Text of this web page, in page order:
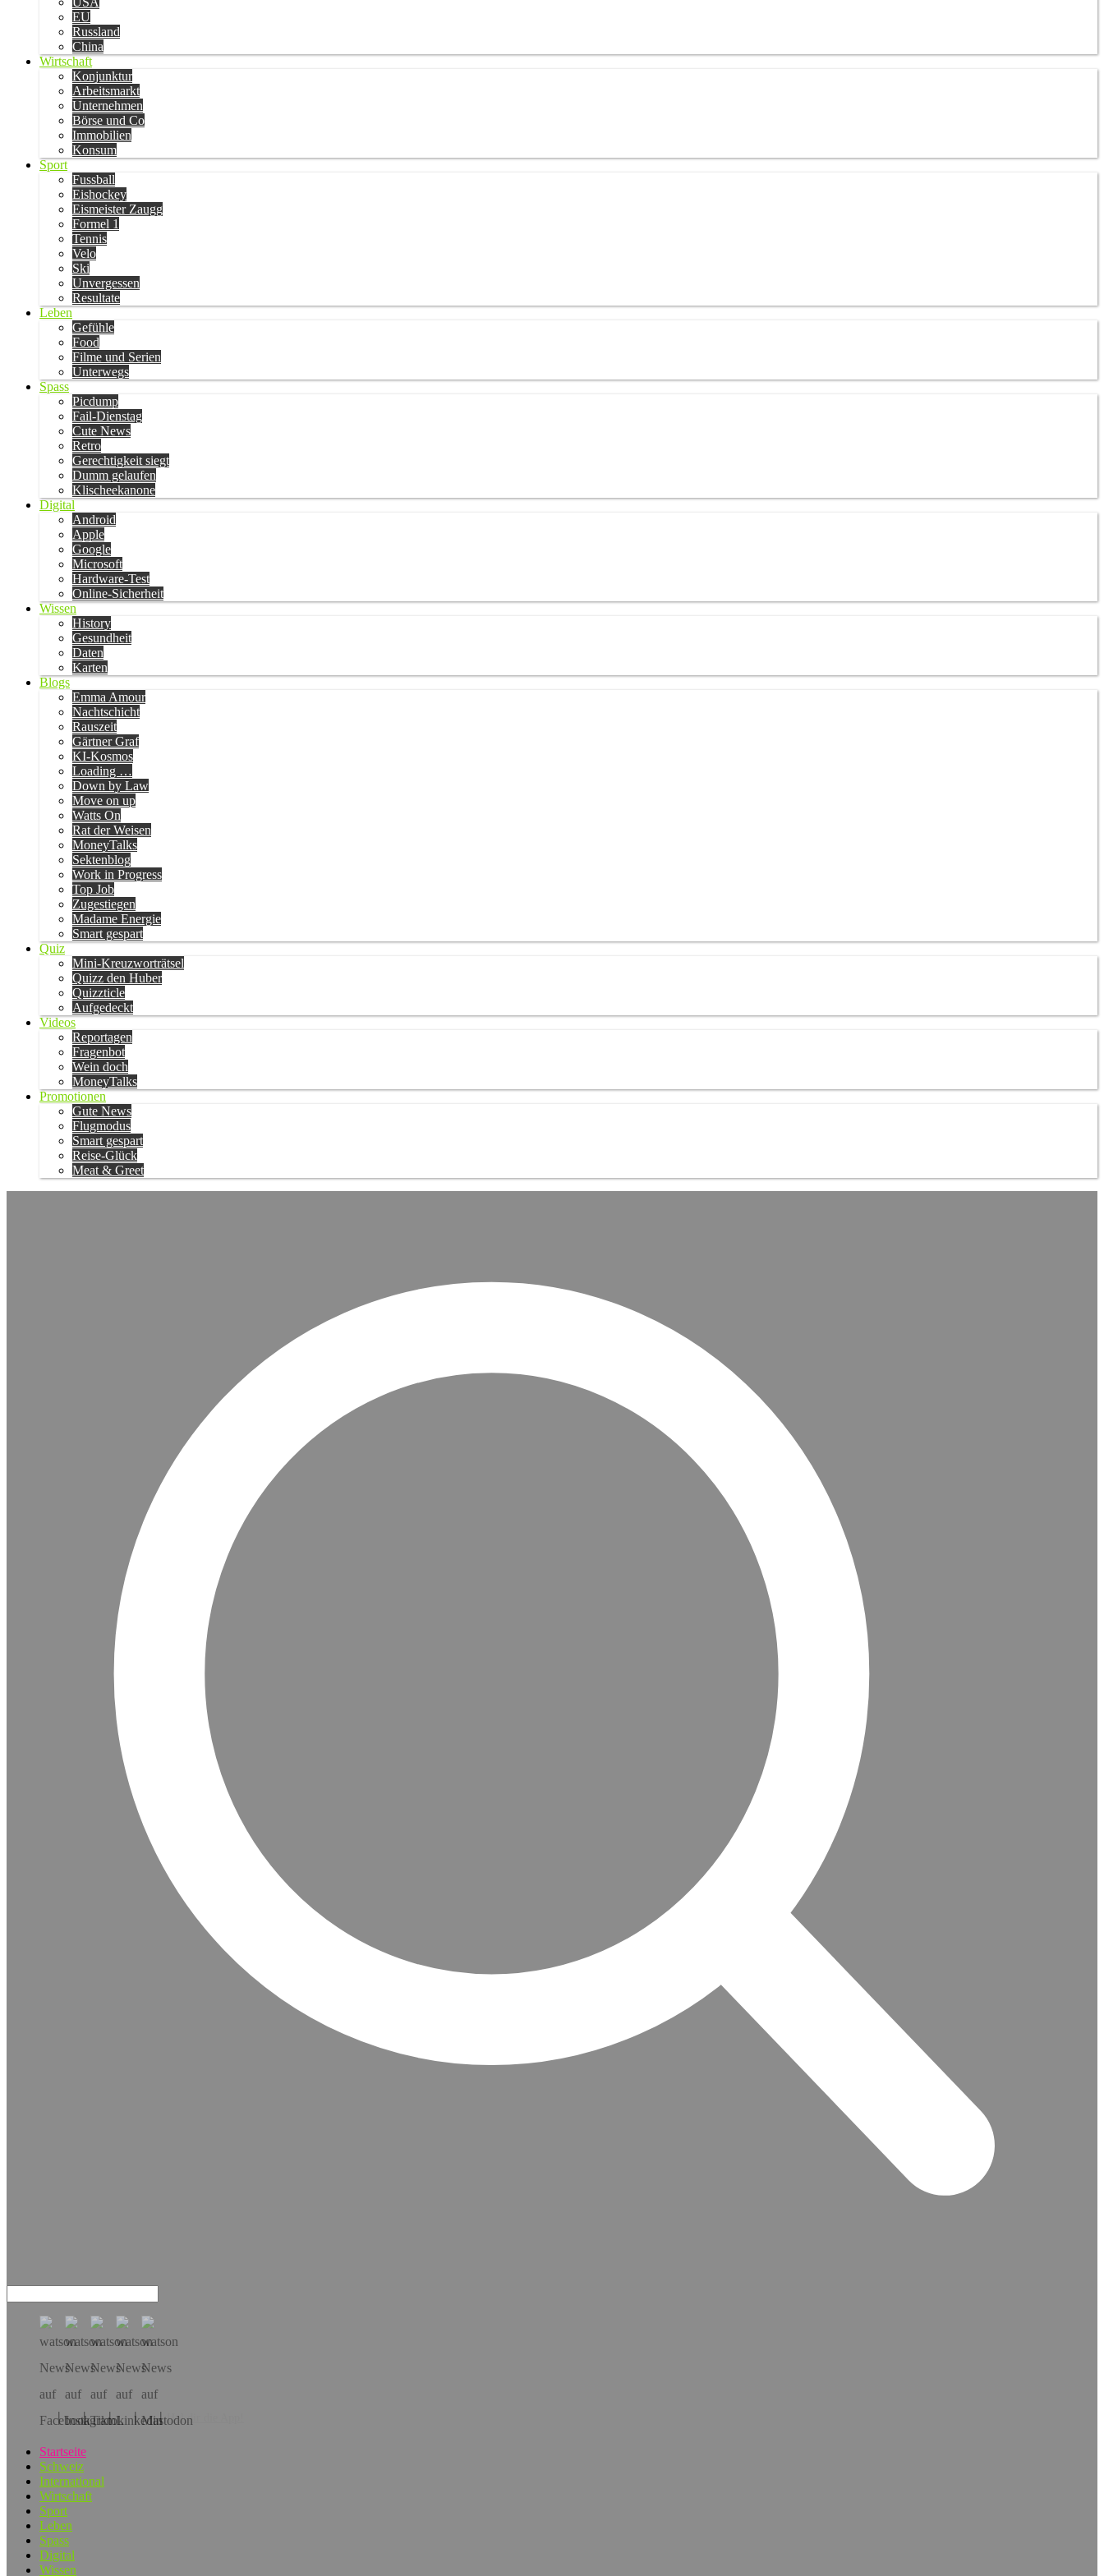
EU
Russland
China
Wirtschaft
Konjunktur
Arbeitsmarkt
Unternehmen
Börse und Co
Immobilien
Konsum
Sport
Fussball
Eishockey
Eismeister Zaugg
Formel 1
Tennis
Velo
Ski
Unvergessen
Resultate
Leben
Gefühle
Food
Filme und Serien
Unterwegs
Spass
Picdump
Fail-Dienstag
Cute News
Retro
Gerechtigkeit siegt
Dumm gelaufen
Klischeekanone
Digital
Android
Apple
Google
Microsoft
Hardware-Test
Online-Sicherheit
Wissen
History
Gesundheit
Daten
Karten
Blogs
Emma Amour
Nachtschicht
Rauszeit
Gärtner Graf
KI-Kosmos
Loading …
Down by Law
Move on up
Watts On
Rat der Weisen
MoneyTalks
Sektenblog
Work in Progress
Top Job
Zugestiegen
Madame Energie
Smart gespart
Quiz
Mini-Kreuzworträtsel
Quizz den Huber
Quizzticle
Aufgedeckt
Videos
Reportagen
Fragenbot
Wein doch
MoneyTalks
Promotionen
Gute News
Flugmodus
Smart gespart
Reise-Glück
Meat & Greet
Hol dir die App!
Startseite
Schweiz
International
Wirtschaft
Sport
Leben
Spass
Digital
Wissen